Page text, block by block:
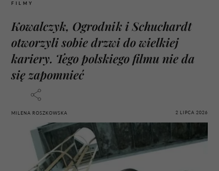
FILMY
Kowalczyk, Ogrodnik i Schuchardt
otworzyli sobie drzwi do wielkiej
kariery. Tego polskiego filmu nie da
się zapomnieć
MILENA ROSZKOWSKA 2 LIPCA 2026